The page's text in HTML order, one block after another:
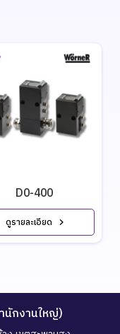
ดูรายละเอียด
D0-400
นักงานใหญ่)